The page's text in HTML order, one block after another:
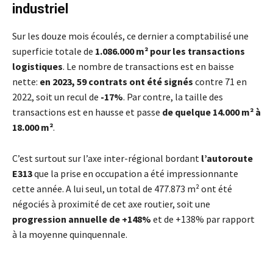
industriel
Sur les douze mois écoulés, ce dernier a comptabilisé une
superficie totale de 1.086.000 m² pour les transactions
logistiques. Le nombre de transactions est en baisse
nette: en 2023, 59 contrats ont été signés contre 71 en
2022, soit un recul de -17%. Par contre, la taille des
transactions est en hausse et passe de quelque 14.000 m² à
18.000 m².
C’est surtout sur l’axe inter-régional bordant l’autoroute
E313que la prise en occupation a été impressionnante
cette année. A lui seul, un total de 477.873 m² ont été
négociés à proximité de cet axe routier, soit une
progression annuelle de +148% et de +138% par rapport
à la moyenne quinquennale.